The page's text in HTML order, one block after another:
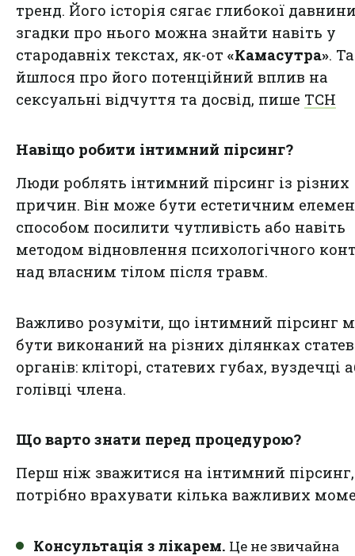
тренд. Його історія сягає глибокої
згадки про нього можна знайти навіть у
стародавніх текстах, як-от «Камасутра».
йшлося про його потенційний вплив на
сексуальні відчуття та досвід, пише ТСН
Навіщо робити інтимний пірсинг?
Люди роблять інтимний пірсинг із різних
причин. Він може бути естетичним
способом посилити чутливість або навіть
методом відновлення психологічного
над власним тілом після травм.
Важливо розуміти, що інтимний пірсинг
бути виконаний на різних ділянках
органів: кліторі, статевих губах, вуздечці
голівці члена.
Що варто знати перед процедурою?
Перш ніж зважитися на інтимний пірсинг,
потрібно врахувати кілька важливих
Консультація з лікарем. Це не звичайна